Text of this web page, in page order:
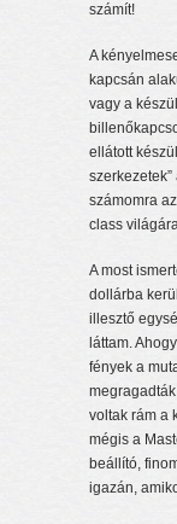
számít!
A
kapcsán
vagy a
ellátott
számomra
class
A most
dollárba
illesztő
láttam.
fények a
voltak rám a
mégis a
beállító,
igazán,